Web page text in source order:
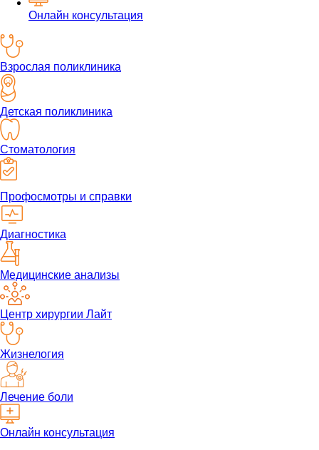
Онлайн консультация
Взрослая поликлиника
Детская поликлиника
Стоматология
Профосмотры и справки
Диагностика
Медицинские анализы
Центр хирургии Лайт
Жизнелогия
Лечение боли
Онлайн консультация